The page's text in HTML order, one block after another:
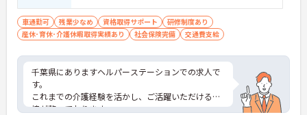
車通勤可 残業少なめ 資格取得サポート
研修制度あり
産休･育休･介護休暇取得実績あり
社会保険完備 交通費支給
千葉県にありますヘルパーステーションでの求人で
す。
これまでの介護経験を活かし、ご活躍いただける環
境が整っております。